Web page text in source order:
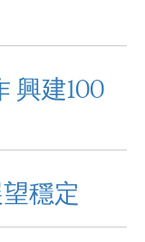
興建100
穩定